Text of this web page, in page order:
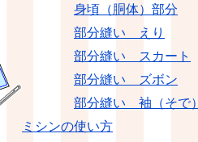
身頃（胴体）部分
部分縫い えり
部分縫い スカート
部分縫い ズボン
部分縫い 袖（そで）
ミシンの使い方